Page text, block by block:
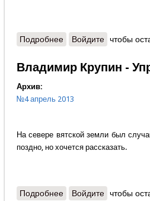
Подробнеео Протоиерей
Войдите чтобы
Владимир Крупин -
Архив:
№4 апрель 2013
На севере вятской земли был
поздно, но хочется рассказать.
Подробнеео Владимир Крупин -
Войдите чтобы